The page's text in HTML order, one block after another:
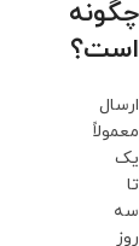
چگونه
است؟
ارسال
معمولاً
یک
تا
سه
روز